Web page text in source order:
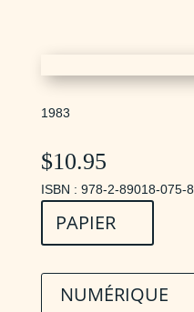
1983
$10.95
ISBN : 978-2-89018-075-8
PAPIER
NUMÉRIQUE